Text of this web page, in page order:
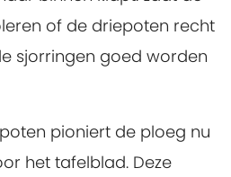
of de driepoten recht
sjorringen goed worden
pioniert de ploeg nu
het tafelblad. Deze